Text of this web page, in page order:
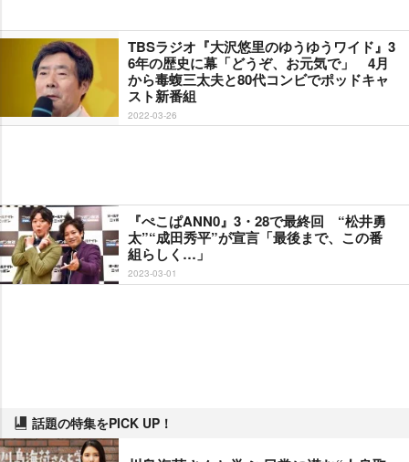
TBSラジオ『大沢悠里のゆうゆうワイド』3
6年の歴史に幕「どうぞ、お元気で」 4月
から毒蝮三太夫と80代コンビでポッドキャ
スト新番組
2022-03-26
『ぺこぱANN0』3・28で最終回 “松井勇
太”“成田秀平”が宣言「最後まで、この番
組らしく…」
2023-03-01
話題の特集をPICK UP！